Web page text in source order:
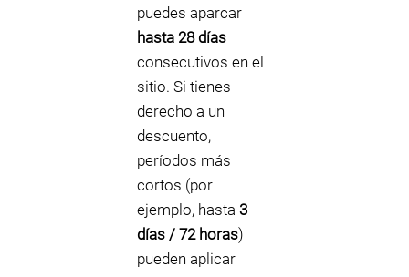
puedes aparcar
hasta 28 días
consecutivos en el
sitio. Si tienes
derecho a un
descuento,
períodos más
cortos (por
ejemplo, hasta 3
días / 72 horas)
pueden aplicar